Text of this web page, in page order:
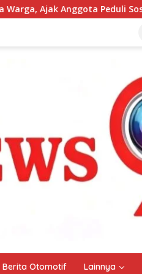
Pantau Budidaya
Berita Otomotif Lainnya